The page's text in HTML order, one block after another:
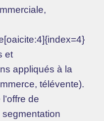
et
appliqués à la
télévente).
de